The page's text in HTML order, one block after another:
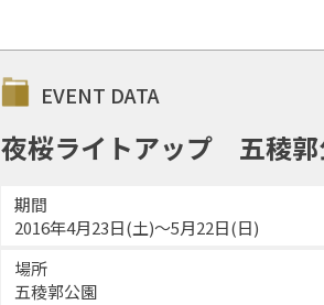
EVENT DATA
夜桜ライトアップ 五稜郭
期間
2016年4月23日(土)〜5月22日(日)
場所
五稜郭公園